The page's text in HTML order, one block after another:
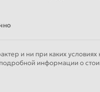
и ни при каких условиях
информации о